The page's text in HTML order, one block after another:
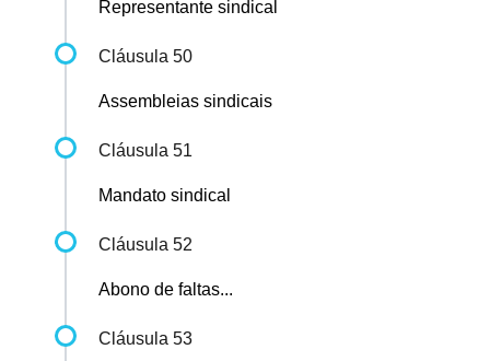
Representante sindical
Cláusula 50
Assembleias sindicais
Cláusula 51
Mandato sindical
Cláusula 52
Abono de faltas...
Cláusula 53